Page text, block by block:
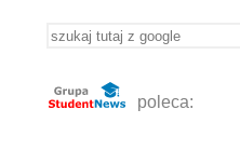
poleca: